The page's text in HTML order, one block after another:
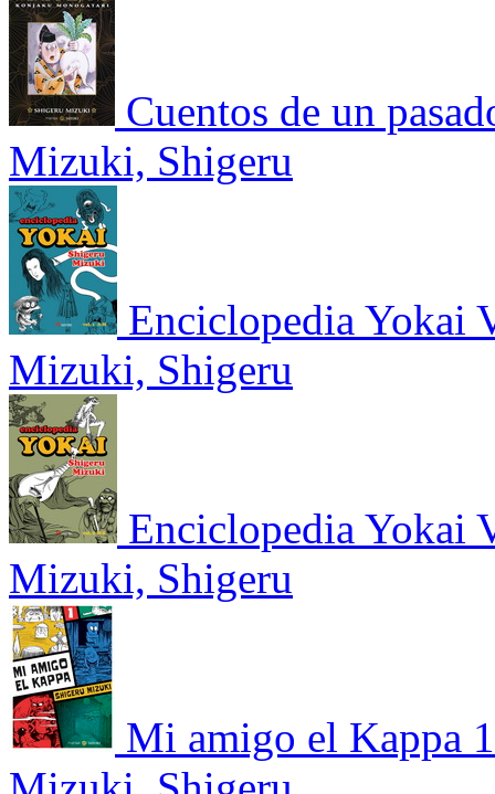
Cuentos de un
Mizuki, Shigeru
Enciclopedia Yokai
Mizuki, Shigeru
Enciclopedia Yokai
Mizuki, Shigeru
Mi amigo el Kappa 1